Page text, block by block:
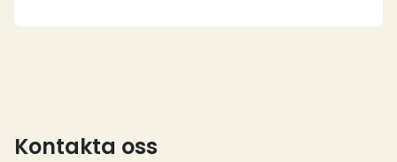
Kontakta oss